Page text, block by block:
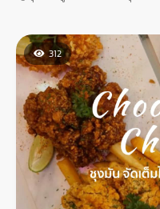
ได้สัมผัสความเป็นญี่ปุ่นพร้
เล้ยยยย312